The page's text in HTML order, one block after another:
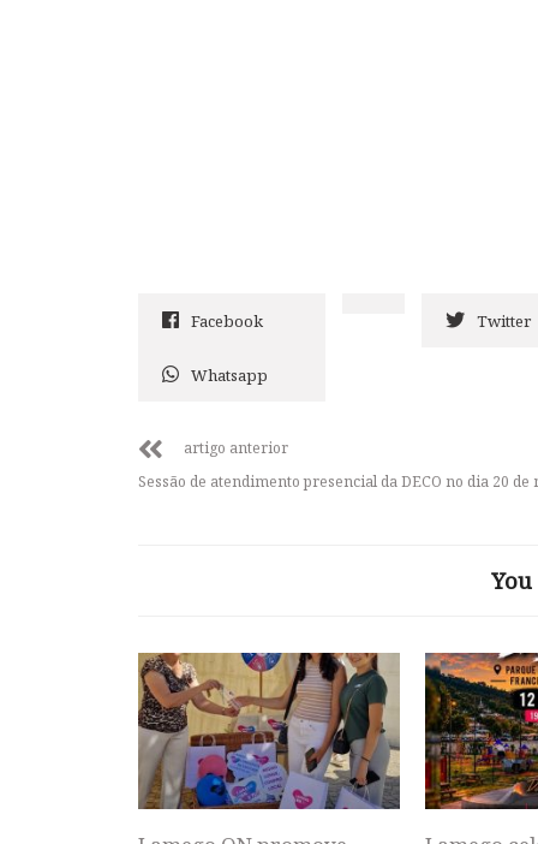
Facebook Twitter
Whatsapp
artigo anterior
Sessão de atendimento presencial da DECO no dia 20 de